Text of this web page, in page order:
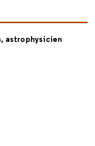
astrophysicien